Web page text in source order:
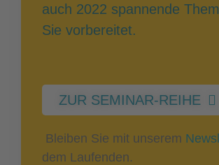
auch 2022 spannende
Sie vorbereitet.
ZUR SEMINAR-REIHE
Bleiben Sie mit unserem
dem Laufenden.